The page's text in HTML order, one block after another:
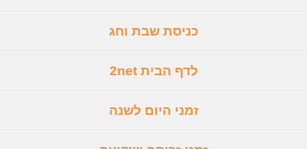
כניסת שבת וחג
לדף הבית 2net
זמני היום לשנה